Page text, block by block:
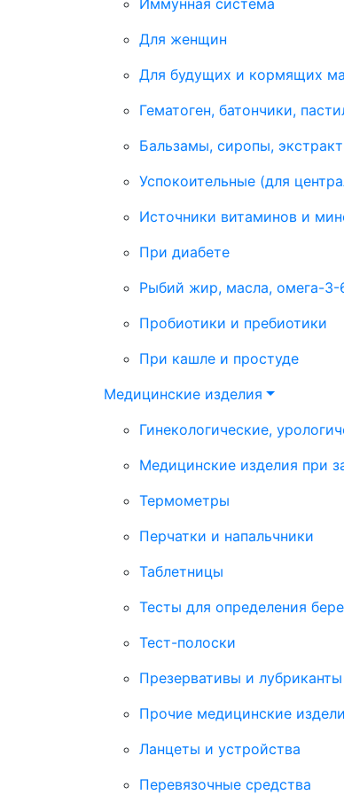
Для женщин
Для будущих и кормящих
Гематоген, батончики,
Бальзамы, сиропы,
Успокоительные (для
Источники витаминов и
При диабете
Рыбий жир, масла, омега-3-
Пробиотики и пребиотики
При кашле и простуде
Медицинские изделия
Гинекологические,
Медицинские изделия при
Термометры
Перчатки и напальчники
Таблетницы
Тесты для определения
Тест-полоски
Презервативы и лубриканты
Прочие медицинские
Ланцеты и устройства
Перевязочные средства